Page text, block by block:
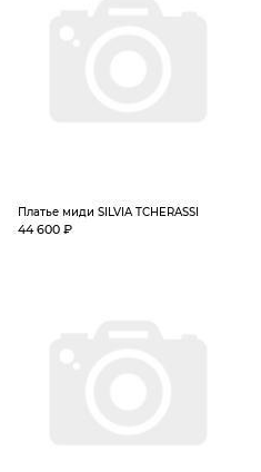
Платье миди SILVIA TCHERASSI
44 600 ₽